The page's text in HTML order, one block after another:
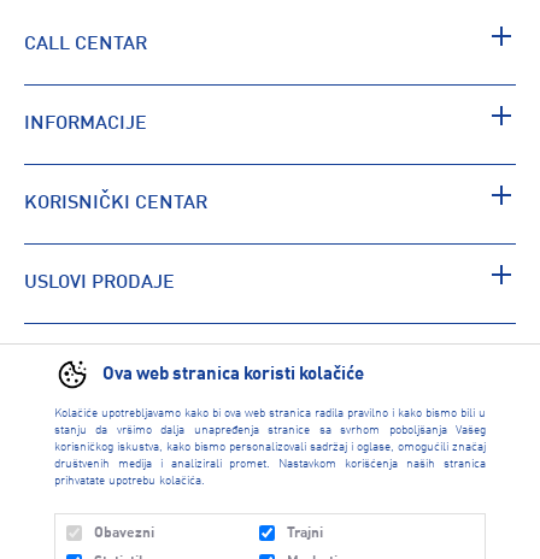
Ova web stranica koristi kolačiće
Kolačiće upotrebljavamo kako bi ova web stranica radila pravilno i kako bismo bili u
stanju da vršimo dalja unapređenja stranice sa svrhom poboljšanja Vašeg
korisničkog iskustva, kako bismo personalizovali sadržaj i oglase, omogućili značaj
društvenih medija i analizirali promet. Nastavkom korišćenja naših stranica
prihvatate upotrebu kolačića.
Obavezni
Trajni
CALL CENTAR
INFORMACIJE
KORISNIČKI CENTAR
USLOVI PRODAJE
PRONAĐI RADNJU